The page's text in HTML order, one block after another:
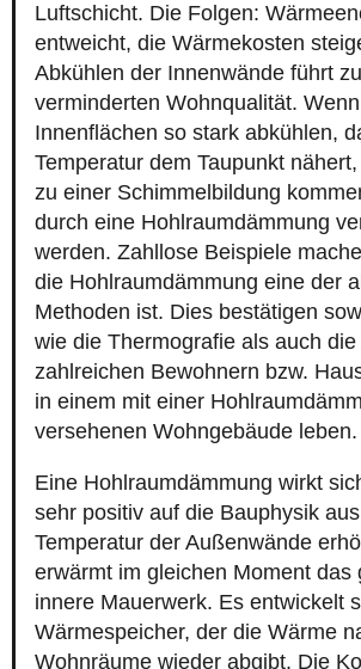
Luftschicht. Die Folgen:
entweicht, die Wärmekosten
Abkühlen der Innenwände führt
verminderten Wohnqualität.
Innenflächen so stark abkühlen,
Temperatur dem Taupunkt
zu einer Schimmelbildung
durch eine Hohlraumdämmung
werden. Zahllose Beispiele
die Hohlraumdämmung eine der
Methoden ist. Dies bestätigen
wie die Thermografie als auch
zahlreichen Bewohnern bzw.
in einem mit einer
versehenen Wohngebäude leben.
Eine Hohlraumdämmung wirkt
sehr positiv auf die Bauphysik
Temperatur der Außenwände
erwärmt im gleichen Moment das
innere Mauerwerk. Es entwickelt
Wärmespeicher, der die Wärme
Wohnräume wieder abgibt. Die